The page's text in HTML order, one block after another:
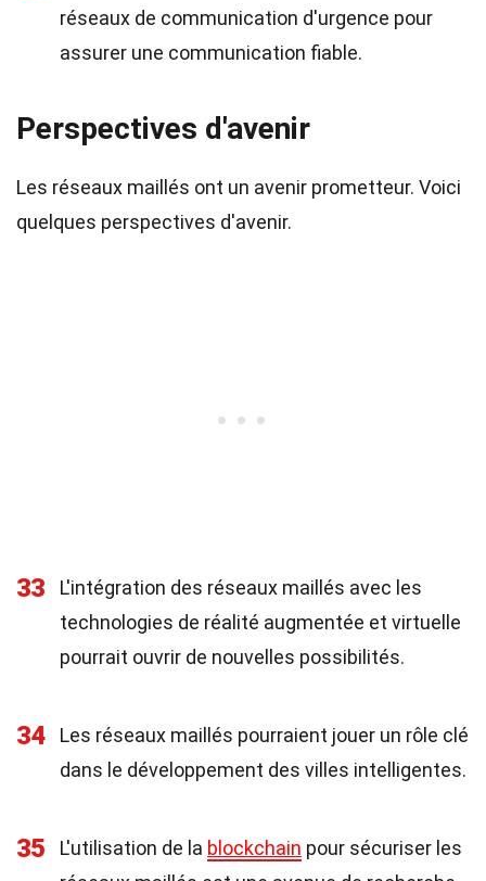
réseaux de communication d'urgence pour
assurer une communication fiable.
Perspectives d'avenir
Les réseaux maillés ont un avenir prometteur. Voici
quelques perspectives d'avenir.
33
L'intégration des réseaux maillés avec les
technologies de réalité augmentée et virtuelle
pourrait ouvrir de nouvelles possibilités.
34
Les réseaux maillés pourraient jouer un rôle clé
dans le développement des villes intelligentes.
35 L'utilisation de la blockchain pour sécuriser les